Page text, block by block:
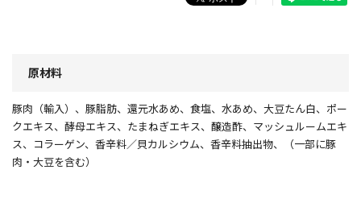
原材料
豚肉（輸入）、豚脂肪、還元水あめ、食塩、水あめ、大豆たん白、ポー
クエキス、酵母エキス、たまねぎエキス、醸造酢、マッシュルームエキ
ス、コラーゲン、香辛料／貝カルシウム、香辛料抽出物、（一部に豚
肉・大豆を含む）